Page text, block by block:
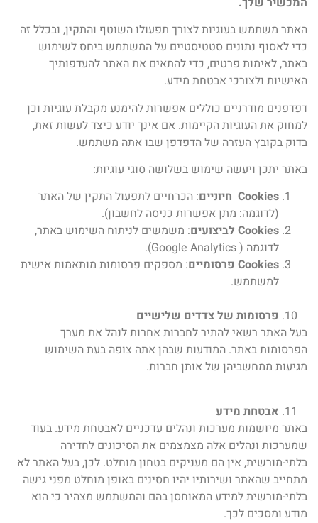
האתר משתמש בעוגיות לצורך תפעולו השוטף והתקין, ובכלל זה
כדי לאסוף נתונים סטטיסטיים על המשתמש ביחס לשימוש
באתר, לאימות פרטים, כדי להתאים את האתר להעדפותיך
האישיות ולצורכי אבטחת מידע.
דפדפנים מודרניים כוללים אפשרות להימנע מקבלת עוגיות וכן
למחוק את העוגיות הקיימות. אם אינך יודע כיצד לעשות זאת,
בדוק בקובץ העזרה של הדפדפן שבו אתה משתמש.
באתר יתכן ויעשה שימוש בשלושה סוגי עוגיות:
Cookies חיוניים: הכרחיים לתפעול התקין של האתר
(לדוגמה: מתן אפשרות כניסה לחשבון).
Cookies לביצועים: משמשים לניתוח השימוש באתר,
לדוגמה ( Google Analytics).
Cookies פרסומיים: מספקים פרסומות מותאמות אישית
למשתמש.
פרסומות של צדדים שלישיים
בעל האתר רשאי להתיר לחברות אחרות לנהל את מערך
הפרסומות באתר. המודעות שבהן אתה צופה בעת השימוש
מגיעות ממחשביהן של אותן חברות.
אבטחת מידע
באתר מיושמות מערכות ונהלים עדכניים לאבטחת מידע. בעוד
שמערכות ונהלים אלה מצמצמים את הסיכונים לחדירה
בלתי-מורשית, אין הם מעניקים בטחון מוחלט. לכן, בעל האתר לא
מתחייב שהאתר ושירותיו יהיו חסינים באופן מוחלט מפני גישה
בלתי-מורשית למידע המאוחסן בהם והמשתמש מצהיר כי הוא
מודע ומסכים לכך.